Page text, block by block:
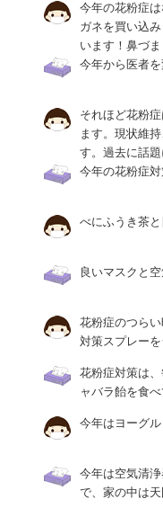
今年の花粉症
ガネを買い込
います！鼻づ
今年から医者
それほど花粉
ます。現状維
す。過去に話
今年の花粉症
べにふうき茶
良いマスクと
花粉症のつら
対策スプレー
花粉症対策は
ャバラ飴を食
今年はヨーグ
今年は空気清
で、家の中は